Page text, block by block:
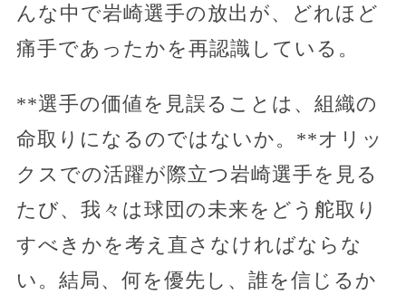
んな中で岩崎選手の放出が、どれほど
痛手であったかを再認識している。
**選手の価値を見誤ることは、組織の
命取りになるのではないか。**オリッ
クスでの活躍が際立つ岩崎選手を見る
たび、我々は球団の未来をどう舵取り
すべきかを考え直さなければならな
い。結局、何を優先し、誰を信じるか